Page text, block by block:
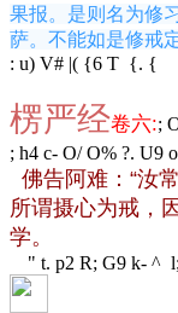
果报。是则名为修
萨。不能如是修戒
: u) V# |( {6 T {. {
楞严经卷六:;
; h4 c- O/ O% ?. U9
佛告阿难：“汝
所谓摄心为戒，
学。
" t. p2 R; G9 k- ^